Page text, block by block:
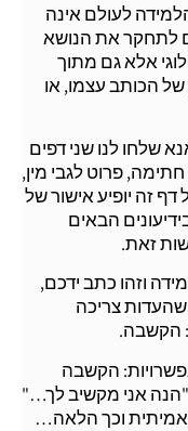
לעולם אינה
לתחקר את הנושא
אלא גם מתוך
הכותב עצמו, או
שלחו לנו שני דפים
פרוט לגבי מין,
דף זה יופיע אישור של
הבאים
זאת.
וזהו כתב ידכם,
צריכה
הקשבה.
הקשבה
אני מקשיב לך…"
אמיתית וכך הלאה…